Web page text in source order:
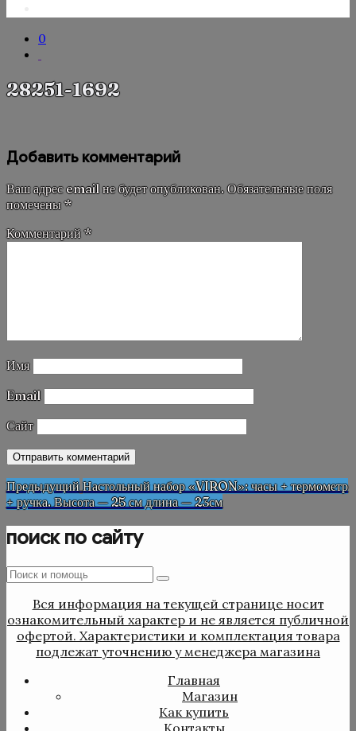
0
28251-1692
Добавить комментарий
Ваш адрес email не будет опубликован. Обязательные поля
помечены*
Комментарий*
Имя
Email
Сайт
Навигация
по
записям
Предыдущая
запись
Предыдущий Настольный набор «VIRON»: часы + термометр
+ ручка. Высота — 25 см длина — 23см
поиск по сайту
Поиск
Поиск
Вся информация на текущей странице носит
ознакомительный характер и не является публичной
офертой. Характеристики и комплектация товара
подлежат уточнению у менеджера магазина
Главная
Магазин
Как купить